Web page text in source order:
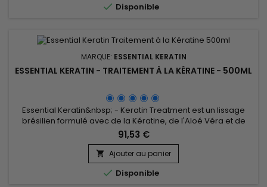
 Disponible
MARQUE: ESSENTIAL KERATIN
ESSENTIAL KERATIN - TRAITEMENT À LA KÉRATINE - 500ML
Essential Keratin&nbsp; - Keratin Treatment est un lissage
brésilien formulé avec de la Kératine, de l'Aloé Véra et de
l'huile de Macadamia pour réparer le cheveu jusqu’au
cortex, lui donner raideur, souplesse et brillance ! Conçu pour
des cheveux très bouclés, frisés, crépus, le lissage brésilien
Essential Keratin réduit le volume, contrôle les...
91,53 €
 Ajouter au panier
 Disponible